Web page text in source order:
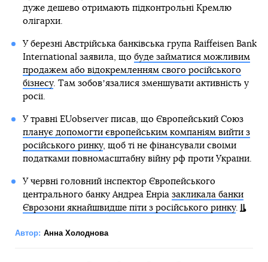
дуже дешево отримають підконтрольні Кремлю
олігархи.
У березні Австрійська банківська група Raiffeisen Bank
International заявила, що буде займатися можливим
продажем або відокремленням свого російського
бізнесу. Там зобовʼязалися зменшувати активність у
росії.
У травні EUobserver писав, що Європейський Союз
планує допомогти європейським компаніям вийти з
російського ринку, щоб ті не фінансували своїми
податками повномасштабну війну рф проти України.
У червні головний інспектор Європейського
центрального банку Андреа Енріа закликала банки
Єврозони якнайшвидше піти з російського ринку.
Автор: Анна Холоднова